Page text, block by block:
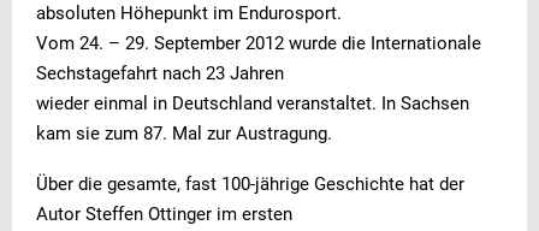
absoluten Höhepunkt im Endurosport.
Vom 24. – 29. September 2012 wurde die Internationale
Sechstagefahrt nach 23 Jahren
wieder einmal in Deutschland veranstaltet. In Sachsen
kam sie zum 87. Mal zur Austragung.
Über die gesamte, fast 100-jährige Geschichte hat der
Autor Steffen Ottinger im ersten